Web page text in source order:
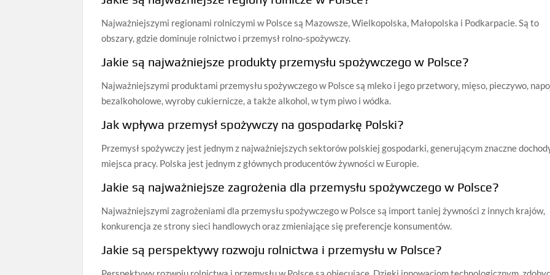
Najważniejszymi regionami rolniczymi w Polsce są Mazowsze, Wielkopolska, Małopolska i Podkarpacie. Są to
obszary, gdzie dominuje rolnictwo i przemysł rolno-spożywczy.
Jakie są najważniejsze produkty przemysłu spożywczego w Polsce?
Najważniejszymi produktami przemysłu spożywczego w Polsce są mleko i jego przetwory, mięso, pieczywo,
bezalkoholowe, wyroby cukiernicze, a także alkohol, w tym piwo i wódka.
Jak wpływa przemysł spożywczy na gospodarkę Polski?
Przemysł spożywczy jest jednym z najważniejszych sektorów polskiej gospodarki, generującym znaczne
miejsca pracy. Polska jest jednym z głównych producentów żywności w Europie.
Jakie są najważniejsze zagrożenia dla przemysłu spożywczego w Polsce?
Najważniejszymi zagrożeniami dla przemysłu spożywczego w Polsce są import taniej żywności z innych krajów,
konkurencja ze strony sieci handlowych oraz zmieniające się preferencje konsumentów.
Jakie są perspektywy rozwoju rolnictwa i przemysłu w Polsce?